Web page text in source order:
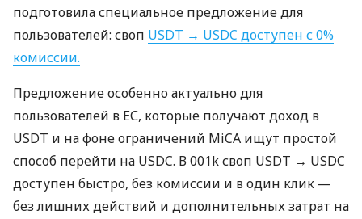
подготовила специальное предложение для
пользователей: своп USDT → USDC доступен с 0%
комиссии.
Предложение особенно актуально для
пользователей в ЕС, которые получают доход в
USDT и на фоне ограничений MiCA ищут простой
способ перейти на USDC. В 001k своп USDT → USDC
доступен быстро, без комиссии и в один клик —
без лишних действий и дополнительных затрат на